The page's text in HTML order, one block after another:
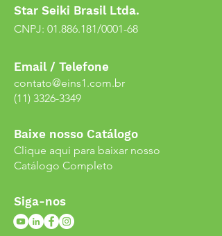
Star Seiki Brasil Ltda.
CNPJ: 01.886.181/0001-68
Email / Telefone
contato@eins1.com.br
(11) 3326-3349
Baixe nosso Catálogo
Clique aqui para baixar nosso
Catálogo Completo
Siga-nos